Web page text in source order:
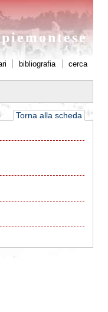
bibliografia cerca
Torna alla scheda